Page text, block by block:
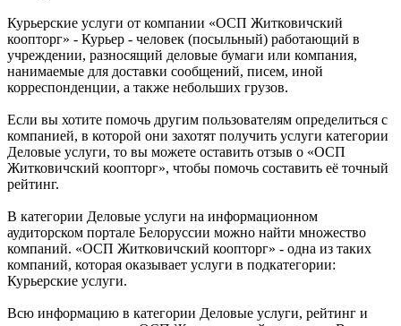
Курьерские услуги от компании «ОСП Житковичский
коопторг» - Курьер - человек (посыльный) работающий в
учреждении, разносящий деловые бумаги или компания,
нанимаемые для доставки сообщений, писем, иной
корреспонденции, а также небольших грузов.
Если вы хотите помочь другим пользователям определиться с
компанией, в которой они захотят получить услуги категории
Деловые услуги, то вы можете оставить отзыв о «ОСП
Житковичский коопторг», чтобы помочь составить её точный
рейтинг.
В категории Деловые услуги на информационном
аудиторском портале Белоруссии можно найти множество
компаний. «ОСП Житковичский коопторг» - одна из таких
компаний, которая оказывает услуги в подкатегории:
Курьерские услуги.
Всю информацию в категории Деловые услуги, рейтинг и